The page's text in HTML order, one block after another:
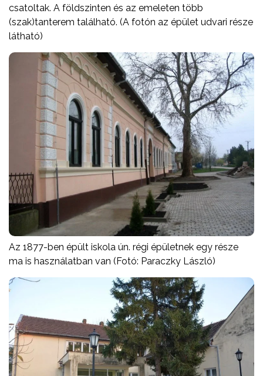
csatoltak. A földszinten és az emeleten több
(szak)tanterem található. (A fotón az épület udvari része
látható)
Az 1877-ben épült iskola ún. régi épületnek egy része
ma is használatban van (Fotó: Paraczky László)